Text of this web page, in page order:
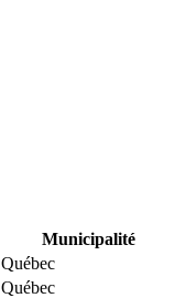
Municipalité
Québec
Québec